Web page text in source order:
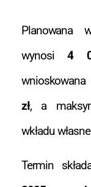
Planowana
wynosi4
zł, a
wkładu
Termin